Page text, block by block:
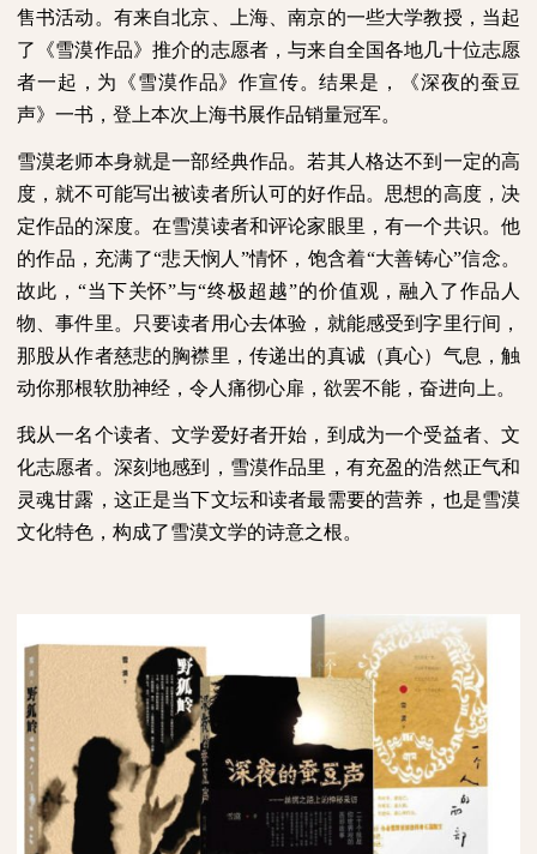
售书活动。有来自北京、上海、南京的一些大学教授，当起
了《雪漠作品》推介的志愿者，与来自全国各地几十位志愿
者一起，为《雪漠作品》作宣传。结果是，《深夜的蚕豆
声》一书，登上本次上海书展作品销量冠军。
雪漠老师本身就是一部经典作品。若其人格达不到一定的高
度，就不可能写出被读者所认可的好作品。思想的高度，决
定作品的深度。在雪漠读者和评论家眼里，有一个共识。他
的作品，充满了“悲天悯人”情怀，饱含着“大善铸心”信念。
故此，“当下关怀”与“终极超越”的价值观，融入了作品人
物、事件里。只要读者用心去体验，就能感受到字里行间，
那股从作者慈悲的胸襟里，传递出的真诚（真心）气息，触
动你那根软肋神经，令人痛彻心扉，欲罢不能，奋进向上。
我从一名个读者、文学爱好者开始，到成为一个受益者、文
化志愿者。深刻地感到，雪漠作品里，有充盈的浩然正气和
灵魂甘露，这正是当下文坛和读者最需要的营养，也是雪漠
文化特色，构成了雪漠文学的诗意之根。